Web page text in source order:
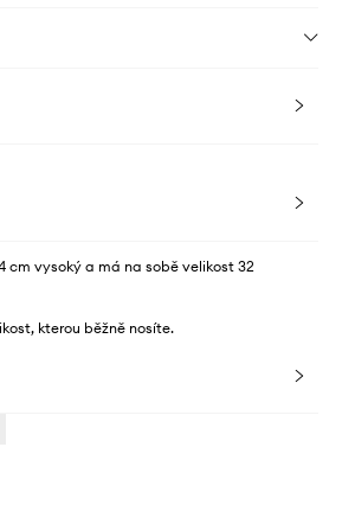
cm vysoký a má na sobě velikost 32
kterou běžně nosíte.